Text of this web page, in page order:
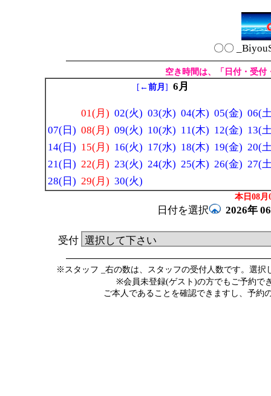
〇〇
空き時間は、「日付・受
[ ←前月 ] 6月
01(月) 02(火) 03(水) 04(木) 05(金) 06(
07(日) 08(月) 09(火) 10(水) 11(木) 12(金) 13(
14(日) 15(月) 16(火) 17(水) 18(木) 19(金) 20(
21(日) 22(月) 23(火) 24(水) 25(木) 26(金) 27(
28(日) 29(月) 30(火)
本日08月
日付を選択 2026年
受付
※スタッフ _右の数は、スタッフの受付人数です。選
※会員未登録(ゲスト)の方でもご予約で
ご本人であることを確認できますし、予約